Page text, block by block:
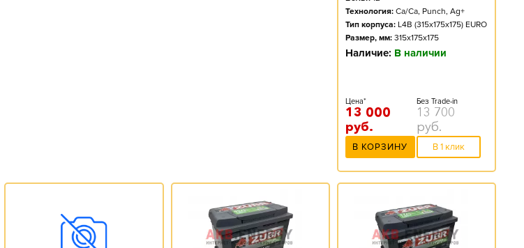
Технология: Ca/Ca, Punch, Ag+
Тип корпуса: L4B (315x175x175) EURO
Размер, мм: 315x175x175
Наличие: В наличии
Цена*
13 000
руб.
Без Trade-in
13 700
руб.
В КОРЗИНУ В 1 клик